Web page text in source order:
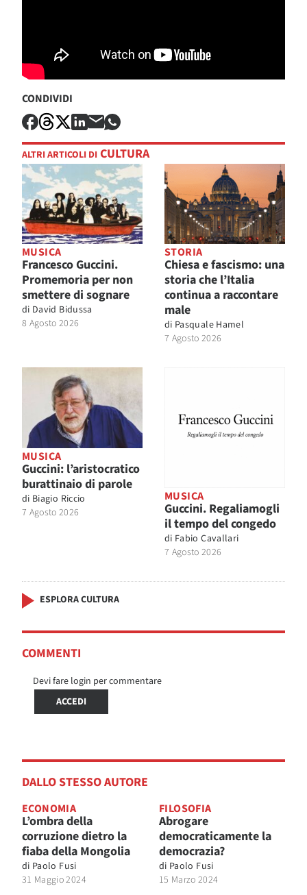
CONDIVIDI
ALTRI ARTICOLI DI CULTURA
MUSICA
Francesco Guccini.
Promemoria per non
smettere di sognare
di David Bidussa
8 Agosto 2026
STORIA
Chiesa e fascismo: una
storia che l’Italia
continua a raccontare
male
di Pasquale Hamel
7 Agosto 2026
MUSICA
Guccini: l’aristocratico
burattinaio di parole
di Biagio Riccio
7 Agosto 2026
MUSICA
Guccini. Regaliamogli
il tempo del congedo
di Fabio Cavallari
7 Agosto 2026
ESPLORA CULTURA
COMMENTI
Devi fare login per commentare
ACCEDI
DALLO STESSO AUTORE
ECONOMIA
L’ombra della
corruzione dietro la
fiaba della Mongolia
di Paolo Fusi
31 Maggio 2024
FILOSOFIA
Abrogare
democraticamente la
democrazia?
di Paolo Fusi
15 Marzo 2024